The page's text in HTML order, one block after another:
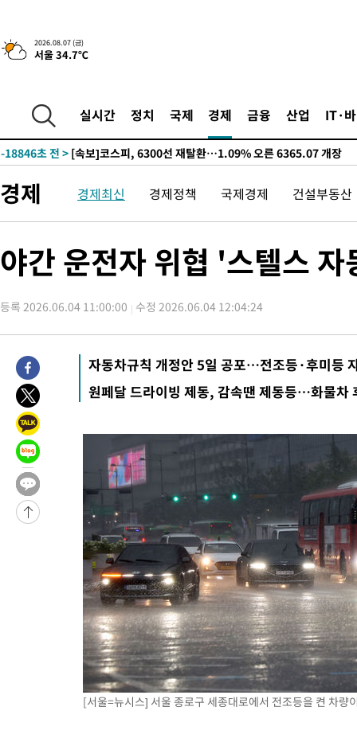
2026.08.07 (금)
서울 34.7℃
실시간 정치 국제 경제 금융 산업 IT·
-19460초 전 >[속보]경찰·노동부, HL만도 평택사업장 끼임 사망 관련 압수
-19341초 전 >[속보]합수본, '투표율 허위 입력' 중앙·서울·경기도 선관위
-18892초 전 >
[속보]삼성전자·SK하이닉스 동반 강보합…1%대 상승 출발
-18878초 전 >
-18846초 전 > [속보]코스피, 6300선 재탈환…1.09% 오른 6365.07 개장
태
-15309초 전 >
입추에도 극한더위…서울 낮 39도 '폭염중대경보'
-10273초 전 >이란, 호르무즈서 "적국 목표물들"과 대치로 남부 케슘섬에서
효
-7139초 전 > [속보]트럼프, 美 원정출산 금지 행정명령 서명
-28897초 전 >[속보] 7월 중국 수출 23.9%↑ 수입 27.5%↑…무역총액
-26057초 전 >[속보]'채상병 순직 책임' 임성근, 항소심도 징역 3년
-25923초 전 >
[속보]종합특검, '관저이전 봐주기 감사' 유병호 구속기소
-22523초 전 >
민주 콩고 에볼라환자 4천명 돌파, 4053명 발생 1850명 사망
-21773초 전 >
[속보]'300억원대 사기 혐의' 차가원 대표 구속 송치
-20967초 전 >
-19480초 전 >
[속보]경찰·노동부, HL만도 평택사업장 끼임 사망 관련 압수
-19361초 전 >
[속보]합수본, '투표율 허위 입력' 중앙·서울·경기도 선관위
압수수색
-19116초 전 >
[속보]원·달러 환율, 오전 9시 1423.8원
-18912초 전 >
[속보]삼성전자·SK하이닉스 동반 강보합…1%대 상승 출발
[속보]코스닥, 5.95포인트(0.74%) 상승한 807.62개장
[속보]코스피, 6300선 재탈환…1.09% 오른 6365.07 개장
시리아 다마스쿠스 교외에서 미니버스 폭발.. 14명 부상, 3명
입추에도 극한더위…서울 낮 39도 '폭염중대경보'
이란, 호르무즈서 "적국 목표물들"과 대치로 남부 케슘섬에서
[속보]美, 폴리실리콘 수입 규제…파생제품 15% 관세, 120일
[속보]트럼프, 美 원정출산 금지 행정명령 서명
[속보] 뉴욕증시, 일제 하락 마감…나스닥 0.06%↓
경제 경제최신 경제정책 국제경제 건설부동산
야간 운전자 위협 '스텔스
등록 2026.06.04 11:00:00 수정 2026.06.04 12:04:24
자동차규칙 개정안 5일 공포…전조등·후미등
원페달 드라이빙 제동, 감속땐 제동등…화물차
[서울=뉴시스] 서울 종로구 세종대로에서 전조등을 켠 차량